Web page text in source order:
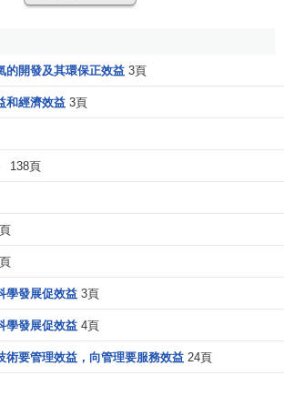
的開發及其環保正效益 3頁
和經濟效益 3頁
138頁
學發展促效益 3頁
學發展促效益 4頁
術要管理效益，向管理要服務效益 24頁